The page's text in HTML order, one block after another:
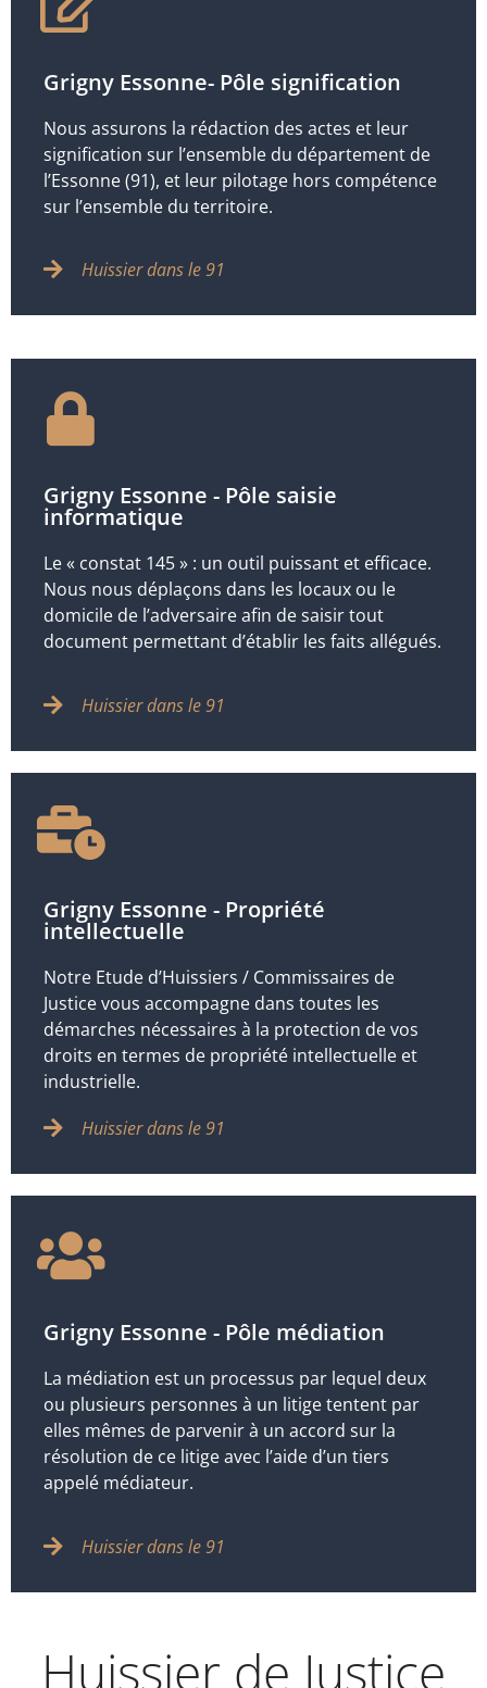
Grigny Essonne- Pôle signification
Nous assurons la rédaction des actes et leur
signification sur l’ensemble du département de
l’Essonne (91), et leur pilotage hors compétence
sur l’ensemble du territoire.
Huissier dans le 91
Grigny Essonne - Pôle saisie
informatique
Le « constat 145 » : un outil puissant et efficace.
Nous nous déplaçons dans les locaux ou le
domicile de l’adversaire afin de saisir tout
document permettant d’établir les faits allégués.
Huissier dans le 91
Grigny Essonne - Propriété
intellectuelle
Notre Etude d’Huissiers / Commissaires de
Justice vous accompagne dans toutes les
démarches nécessaires à la protection de vos
droits en termes de propriété intellectuelle et
industrielle.
Huissier dans le 91
Grigny Essonne - Pôle médiation
La médiation est un processus par lequel deux
ou plusieurs personnes à un litige tentent par
elles mêmes de parvenir à un accord sur la
résolution de ce litige avec l’aide d’un tiers
appelé médiateur.
Huissier dans le 91
Huissier de Justice